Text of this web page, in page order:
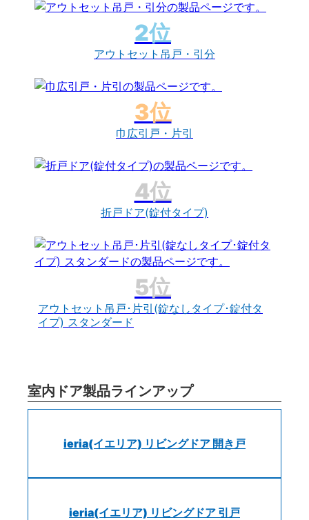
アウトセット吊戸・引分
巾広引戸・片引
折戸ドア(錠付タイプ)
アウトセット吊戸･片引(錠なしタイプ･錠付タ
イプ) スタンダード
室内ドア製品ラインアップ
ieria(イエリア) リビングドア 開き戸
ieria(イエリア) リビングドア 引戸